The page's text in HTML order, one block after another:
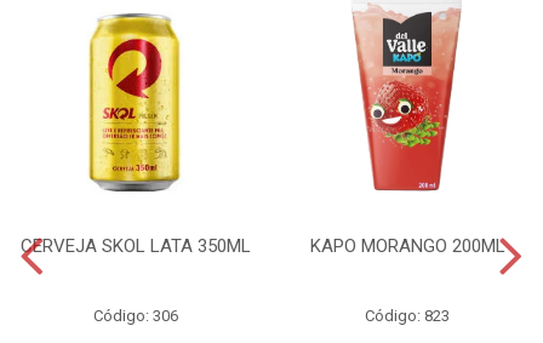
CERVEJA SKOL LATA 350ML
Código: 306
KAPO MORANGO 200ML
Código: 823